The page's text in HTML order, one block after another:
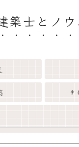
築士とノ
いい家」
👓✨ メ
、暮らし